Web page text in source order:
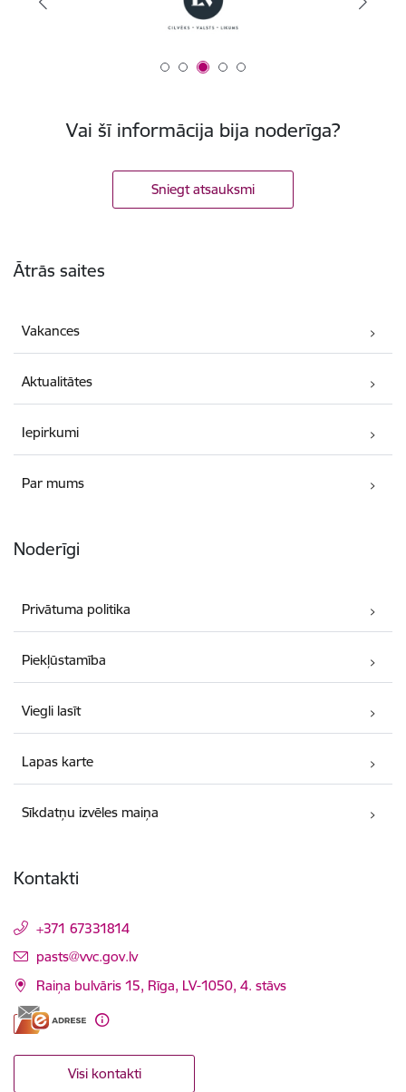
Vai šī informācija bija noderīga?
Sniegt atsauksmi
Ātrās saites
Vakances
Aktualitātes
Iepirkumi
Par mums
Noderīgi
Privātuma politika
Piekļūstamība
Viegli lasīt
Lapas karte
Sīkdatņu izvēles maiņa
Kontakti
+371 67331814
E-pasts:
pasts@vvc.gov.lv
Raiņa bulvāris 15, Rīga, LV-1050, 4. stāvs
Visi kontakti